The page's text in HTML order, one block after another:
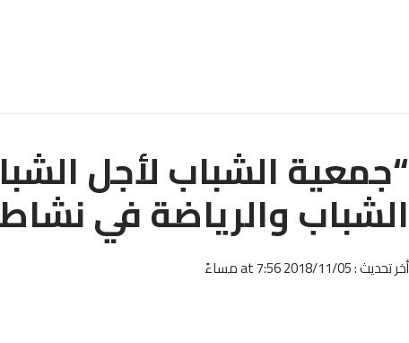
“جمعية الشباب لأجل
الشباب والرياضة في
أخر تحديث : 2018/11/05 at 7:56 مساءً